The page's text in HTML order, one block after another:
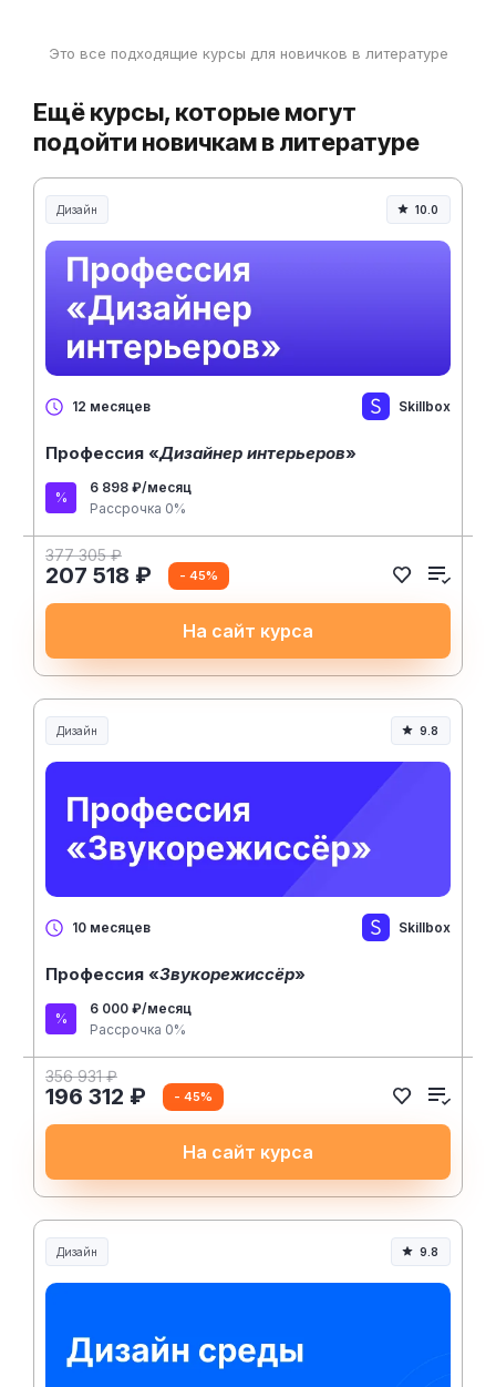
Это все подходящие курсы для новичков в литературе
Ещё курсы, которые могут
подойти новичкам в литературе
Дизайн 10.0
12 месяцев Skillbox
Профессия «Дизайнер интерьеров»
6 898 ₽/месяц
Рассрочка 0%
377 305 ₽
207 518 ₽ - 45%
На сайт курса
Дизайн 9.8
10 месяцев Skillbox
Профессия «Звукорежиссёр»
6 000 ₽/месяц
Рассрочка 0%
356 931 ₽
196 312 ₽ - 45%
На сайт курса
Дизайн 9.8